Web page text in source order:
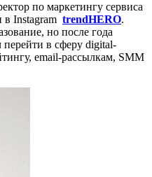
по маркетингу cервиса
в Instagram trendHERO.
но после года
в сферу digital-
email-рассылкам, SMM